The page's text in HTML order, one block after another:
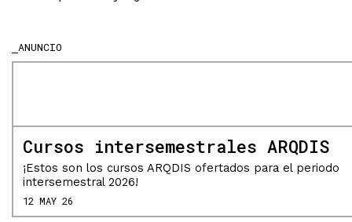
ANUNCIO
Cursos intersemestrales ARQDIS
¡Estos son los cursos ARQDIS ofertados para el periodo
intersemestral 2026!
12 MAY 26